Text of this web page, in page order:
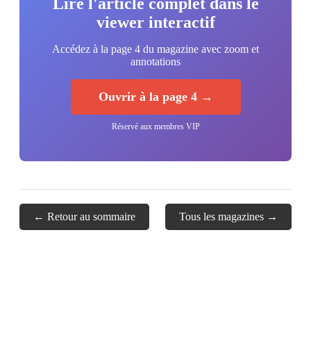
Lire l'article complet dans le
viewer interactif
Accédez à la page 4 du magazine avec zoom et
annotations
Ouvrir à la page 4 →
Réservé aux membres VIP
← Retour au sommaire Tous les magazines →